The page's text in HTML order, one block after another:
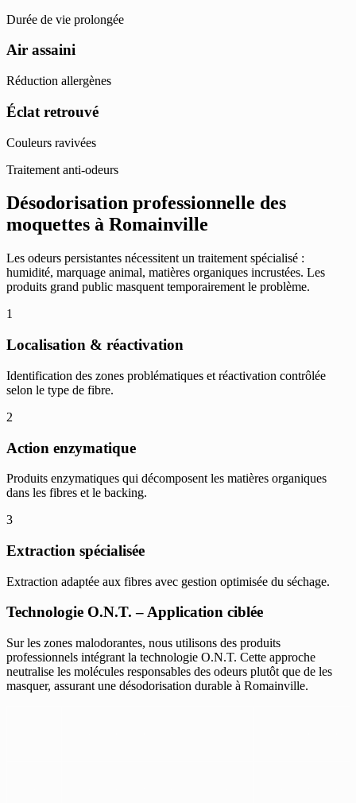
Durée de vie prolongée
Air assaini
Réduction allergènes
Éclat retrouvé
Couleurs ravivées
Traitement anti-odeurs
Désodorisation professionnelle des
moquettes à Romainville
Les odeurs persistantes nécessitent un traitement spécialisé :
humidité, marquage animal, matières organiques incrustées. Les
produits grand public masquent temporairement le problème.
1
Localisation & réactivation
Identification des zones problématiques et réactivation contrôlée
selon le type de fibre.
2
Action enzymatique
Produits enzymatiques qui décomposent les matières organiques
dans les fibres et le backing.
3
Extraction spécialisée
Extraction adaptée aux fibres avec gestion optimisée du séchage.
Technologie O.N.T. – Application ciblée
Sur les zones malodorantes, nous utilisons des produits
professionnels intégrant la technologie O.N.T. Cette approche
neutralise les molécules responsables des odeurs plutôt que de les
masquer, assurant une désodorisation durable à Romainville.